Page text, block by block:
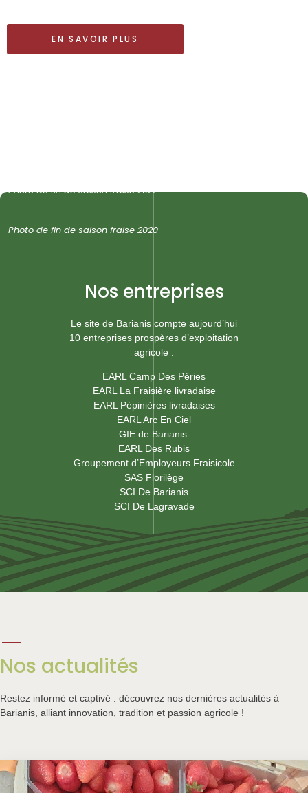
EN SAVOIR PLUS
Photo de fin de saison fraise 2021
Photo de fin de saison fraise 2020
Nos entreprises
Le site de Barianis compte aujourd’hui
10 entreprises prospères d’exploitation
agricole :
EARL Camp Des Péries
EARL La Fraisière livradaise
EARL Pépinières livradaises
EARL Arc En Ciel
GIE de Barianis
EARL Des Rubis
Groupement d’Employeurs Fraisicole
SAS Florilège
SCI De Barianis
SCI De Lagravade
Nos actualités
Restez informé et captivé : découvrez nos dernières actualités à
Barianis, alliant innovation, tradition et passion agricole !